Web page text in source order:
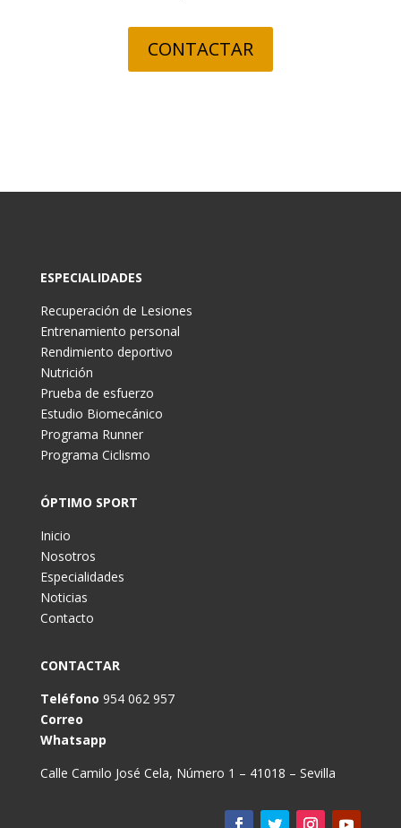
CONTACTAR
ESPECIALIDADES
Recuperación de Lesiones
Entrenamiento personal
Rendimiento deportivo
Nutrición
Prueba de esfuerzo
Estudio Biomecánico
Programa Runner
Programa Ciclismo
ÓPTIMO SPORT
Inicio
Nosotros
Especialidades
Noticias
Contacto
CONTACTAR
Teléfono 954 062 957
Correo
Whatsapp
Calle Camilo José Cela, Número 1 – 41018 – Sevilla